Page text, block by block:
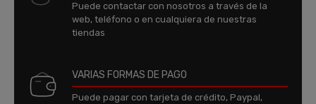
Puede contactar con nosotros a través de la
web, teléfono o en cualquiera de nuestras
tiendas
VARIAS FORMAS DE PAGO
Puede pagar con tarjeta de crédito, Paypal,